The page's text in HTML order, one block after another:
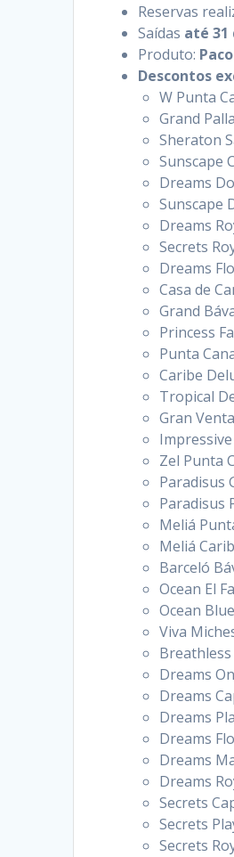
Reservas
Saídas até 31
Produto:
Descontos
W Punta
Grand
Sheraton
Sunscape
Dreams
Sunscape
Dreams
Secrets
Dreams
Casa de
Grand
Princess
Punta
Caribe
Tropical
Gran
Zel Punta
Paradisus
Paradisus
Meliá
Meliá
Barceló
Ocean El
Ocean
Viva
Dreams
Dreams
Dreams
Dreams
Dreams
Dreams
Secrets
Secrets
Secrets